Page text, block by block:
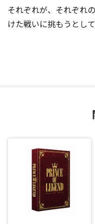
それぞれが、それぞれ
けた戦いに挑もうとして